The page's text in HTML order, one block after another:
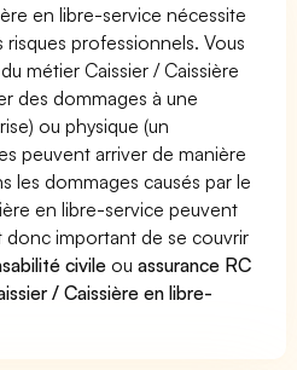
en libre-service nécessite
professionnels. Vous
métier Caissier / Caissière
des dommages à une
ou physique (un
peuvent arriver de manière
les dommages causés par le
en libre-service peuvent
donc important de se couvrir
civile ouassurance RC
/ Caissière en libre-